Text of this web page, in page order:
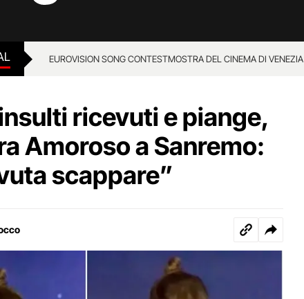
EUROVISION SONG CONTESTMOSTRA DEL CINEMA DI VENEZIA
ricevuti e piange,
Amoroso a Sanremo:
scappare”